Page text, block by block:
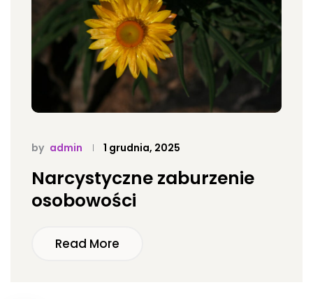
by admin 1 grudnia, 2025
Narcystyczne zaburzenie
osobowości
Read More